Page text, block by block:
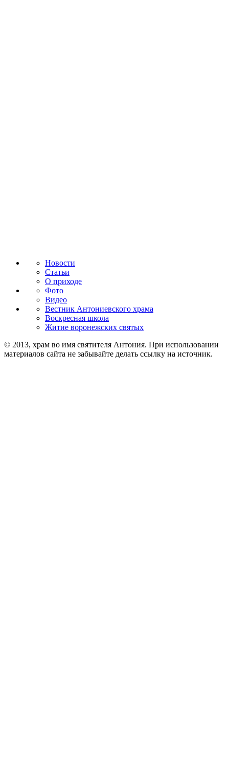
Новости
Статьи
О приходе
Фото
Видео
Вестник Антониевского храма
Воскресная школа
Житие воронежских святых
© 2013, храм во имя святителя Антония. При использовании
материалов сайта не забывайте делать ссылку на источник.